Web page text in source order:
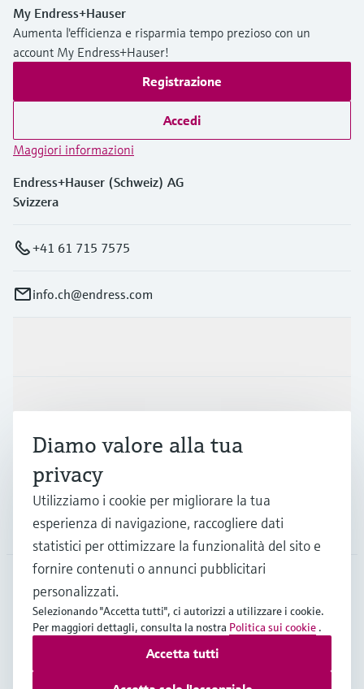
My Endress+Hauser
Aumenta l'efficienza e risparmia tempo prezioso con un
account My Endress+Hauser!
Registrazione
Accedi
Maggiori informazioni
Endress+Hauser (Schweiz) AG
Svizzera
+41 61 715 7575
info.ch@endress.com
Supporta
La società
CHE Italiano
Termini di utilizzoPrivacy Policy
Diamo valore alla tua
privacy
Utilizziamo i cookie per migliorare la tua
esperienza di navigazione, raccogliere dati
statistici per ottimizzare la funzionalità del sito e
fornire contenuti o annunci pubblicitari
personalizzati.
Selezionando "Accetta tutti", ci autorizzi a utilizzare i cookie.
Per maggiori dettagli, consulta la nostra Politica sui cookie .
Accetta tutti